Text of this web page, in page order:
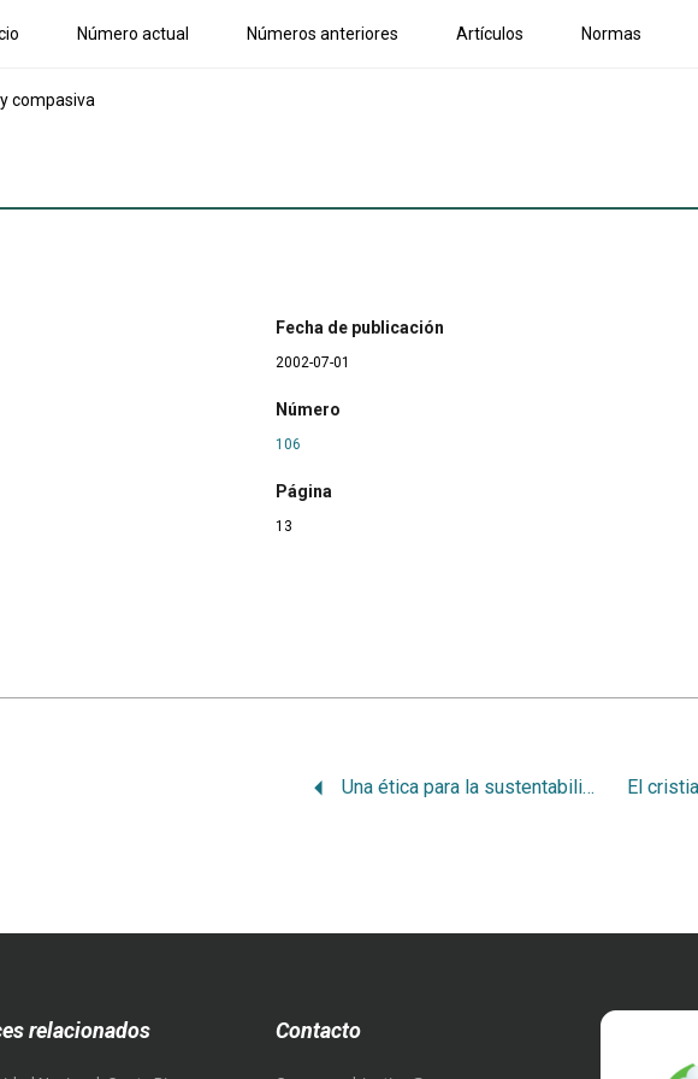
Número actual Números anteriores Artículos Normas
compasiva
Fecha de publicación
2002-07-01
Número
106
Página
13
Una ética para la sustentabilidad. Manifiesto por la vida
relacionados Contacto